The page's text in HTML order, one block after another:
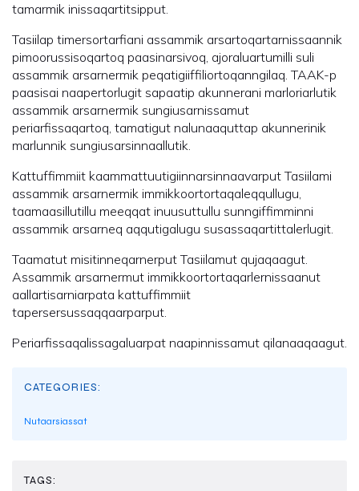
tamarmik inissaqartitsipput.
Tasiilap timersortarfiani assammik arsartoqartarnissaannik
pimoorussisoqartoq paasinarsivoq, ajoraluartumilli suli
assammik arsarnermik peqatigiiffiliortoqanngilaq. TAAK-p
paasisai naapertorlugit sapaatip akunnerani marloriarlutik
assammik arsarnermik sungiusarnissamut
periarfissaqartoq, tamatigut nalunaaquttap akunnerinik
marlunnik sungiusarsinnaallutik.
Kattuffimmiit kaammattuutigiinnarsinnaavarput Tasiilami
assammik arsarnermik immikkoortortaqaleqqullugu,
taamaasillutillu meeqqat inuusuttullu sunngiffimminni
assammik arsarneq aqqutigalugu susassaqartittalerlugit.
Taamatut misitinneqarnerput Tasiilamut qujaqaagut.
Assammik arsarnermut immikkoortortaqarlernissaanut
aallartisarniarpata kattuffimmiit
tapersersussaqqaarparput.
Periarfissaqalissagaluarpat naapinnissamut qilanaaqaagut.
CATEGORIES:
Nutaarsiassat
TAGS: